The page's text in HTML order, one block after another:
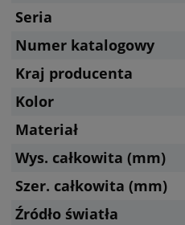
Seria
Numer katalogowy
Kraj producenta
Kolor
Materiał
Wys. całkowita (mm)
Szer. całkowita (mm)
Źródło światła